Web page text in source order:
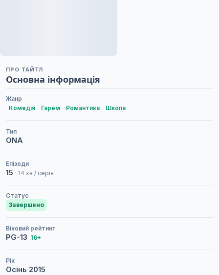
ПРО ТАЙТЛ
Основна інформація
Жанр
Комедія
Гарем Романтика Школа
Тип
ONA
Епізоди
15 · 14 хв / серія
Статус
Завершено
Віковий рейтинг
PG-13 16+
Рік
Осінь 2015